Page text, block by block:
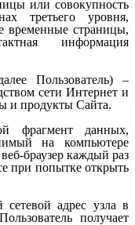
или совокупность
третьего уровня,
временные страницы,
информация
Пользователь) –
сети Интернет и
и продукты Сайта.
фрагмент данных,
на компьютере
браузер каждый раз
при попытке открыть
адрес узла в
получает